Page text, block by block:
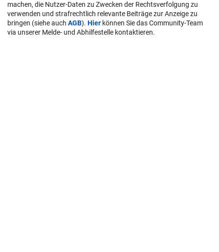
machen, die Nutzer-Daten zu Zwecken der Rechtsverfolgung zu
verwenden und strafrechtlich relevante Beiträge zur Anzeige zu
bringen (siehe auch AGB). Hier können Sie das Community-Team
via unserer Melde- und Abhilfestelle kontaktieren.